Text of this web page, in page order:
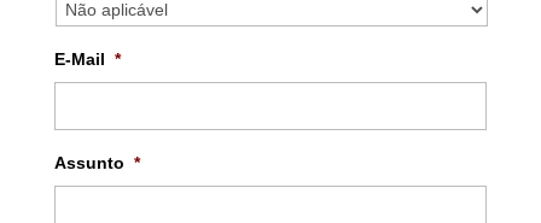
E-Mail *
Assunto *